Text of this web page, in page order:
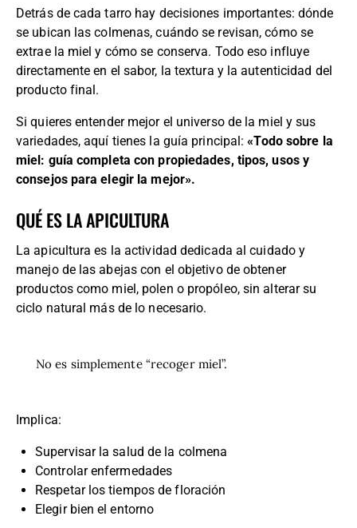
Detrás de cada tarro hay decisiones importantes: dónde
se ubican las colmenas, cuándo se revisan, cómo se
extrae la miel y cómo se conserva. Todo eso influye
directamente en el sabor, la textura y la autenticidad del
producto final.
Si quieres entender mejor el universo de la miel y sus
variedades, aquí tienes la guía principal:«Todo sobre la
miel: guía completa con propiedades, tipos, usos y
consejos para elegir la mejor».
QUÉ ES LA APICULTURA
La apicultura es la actividad dedicada al cuidado y
manejo de las abejas con el objetivo de obtener
productos como miel, polen o propóleo, sin alterar su
ciclo natural más de lo necesario.
No es simplemente “recoger miel”.
Implica:
Supervisar la salud de la colmena
Controlar enfermedades
Respetar los tiempos de floración
Elegir bien el entorno